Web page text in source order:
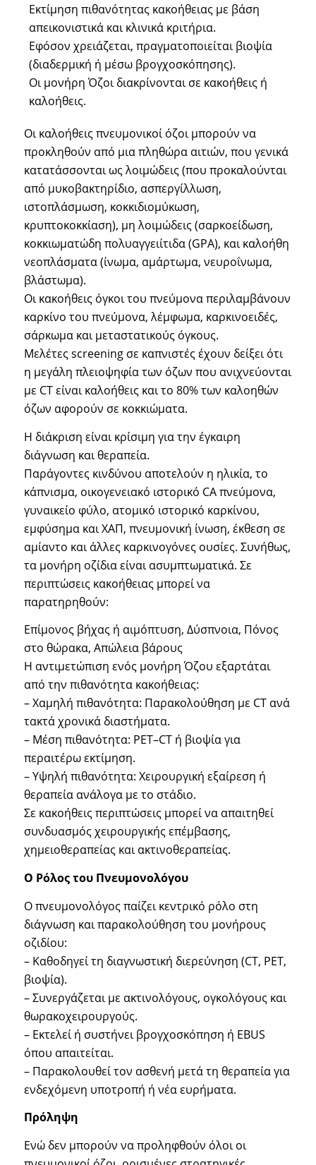
Εκτίμηση πιθανότητας κακοήθειας με βάση
απεικονιστικά και κλινικά κριτήρια.
Εφόσον χρειάζεται, πραγματοποιείται βιοψία
(διαδερμική ή μέσω βρογχοσκόπησης).
Οι μονήρη Όζοι διακρίνονται σε κακοήθεις ή
καλοήθεις.
Οι καλοήθεις πνευμονικοί όζοι μπορούν να
προκληθούν από μια πληθώρα αιτιών, που γενικά
κατατάσσονται ως λοιμώδεις (που προκαλούνται
από μυκοβακτηρίδιο, ασπεργίλλωση,
ιστοπλάσμωση, κοκκιδιομύκωση,
κρυπτοκοκκίαση), μη λοιμώδεις (σαρκοείδωση,
κοκκιωματώδη πολυαγγειίτιδα (GPA), και καλοήθη
νεοπλάσματα (ίνωμα, αμάρτωμα, νευροΐνωμα,
βλάστωμα).
Οι κακοήθεις όγκοι του πνεύμονα περιλαμβάνουν
καρκίνο του πνεύμονα, λέμφωμα, καρκινοειδές,
σάρκωμα και μεταστατικούς όγκους.
Μελέτες screening σε καπνιστές έχουν δείξει ότι
η μεγάλη πλειοψηφία των όζων που ανιχνεύονται
με CT είναι καλοήθεις και το 80% των καλοηθών
όζων αφορούν σε κοκκιώματα.
Η διάκριση είναι κρίσιμη για την έγκαιρη
διάγνωση και θεραπεία.
Παράγοντες κινδύνου αποτελούν η ηλικία, το
κάπνισμα, οικογενειακό ιστορικό CA πνεύμονα,
γυναικείο φύλο, ατομικό ιστορικό καρκίνου,
εμφύσημα και ΧΑΠ, πνευμονική ίνωση, έκθεση σε
αμίαντο και άλλες καρκινογόνες ουσίες. Συνήθως,
τα μονήρη οζίδια είναι ασυμπτωματικά. Σε
περιπτώσεις κακοήθειας μπορεί να
παρατηρηθούν:
Επίμονος βήχας ή αιμόπτυση, Δύσπνοια, Πόνος
στο θώρακα, Απώλεια βάρους
Η αντιμετώπιση ενός μονήρη Όζου εξαρτάται
από την πιθανότητα κακοήθειας:
– Χαμηλή πιθανότητα: Παρακολούθηση με CT ανά
τακτά χρονικά διαστήματα.
– Μέση πιθανότητα: PET–CT ή βιοψία για
περαιτέρω εκτίμηση.
– Υψηλή πιθανότητα: Χειρουργική εξαίρεση ή
θεραπεία ανάλογα με το στάδιο.
Σε κακοήθεις περιπτώσεις μπορεί να απαιτηθεί
συνδυασμός χειρουργικής επέμβασης,
χημειοθεραπείας και ακτινοθεραπείας.
Ο Ρόλος του Πνευμονολόγου
Ο πνευμονολόγος παίζει κεντρικό ρόλο στη
διάγνωση και παρακολούθηση του μονήρους
οζιδίου:
– Καθοδηγεί τη διαγνωστική διερεύνηση (CT, PET,
βιοψία).
– Συνεργάζεται με ακτινολόγους, ογκολόγους και
θωρακοχειρουργούς.
– Εκτελεί ή συστήνει βρογχοσκόπηση ή EBUS
όπου απαιτείται.
– Παρακολουθεί τον ασθενή μετά τη θεραπεία για
ενδεχόμενη υποτροπή ή νέα ευρήματα.
Πρόληψη
Ενώ δεν μπορούν να προληφθούν όλοι οι